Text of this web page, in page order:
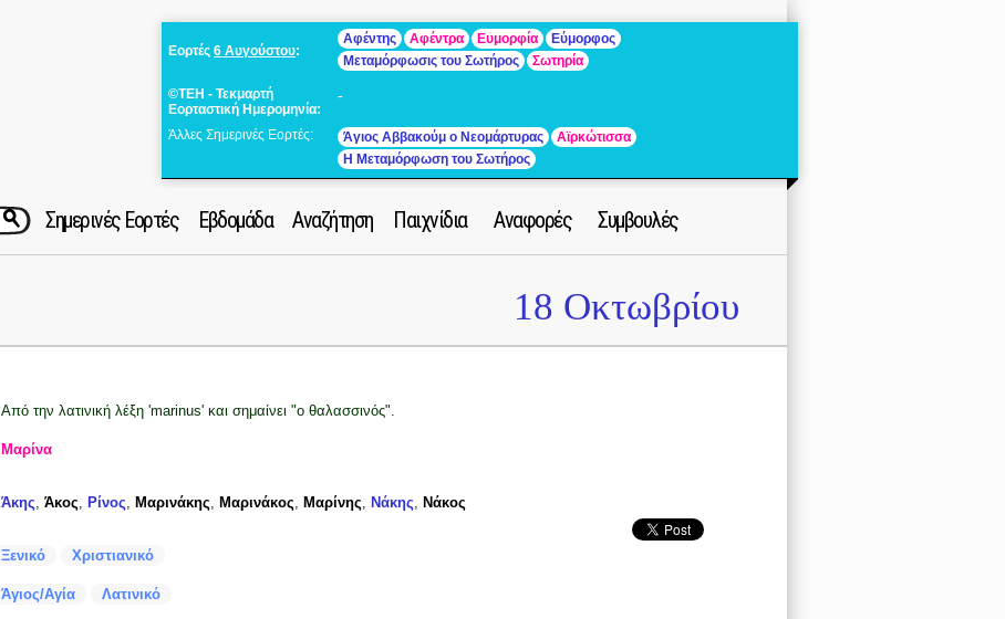
Εορτές 6 Αυγούστου:
Αφέντης Αφέντρα Ευμορφία
Εύμορφος
Μεταμόρφωσις του Σωτήρος
Σωτηρία
©ΤΕΗ - Τεκμαρτή
Εορταστική Ημερομηνία:
-
Άλλες Σημερινές Εορτές: Άγιος Αββακούμ ο Νεομάρτυρας
Αϊρκώτισσα
Η Μεταμόρφωση του Σωτήρος
Σημερινές Εορτές Εβδομάδα Αναζήτηση Παιχνίδια Αναφορές Συμβουλές
18 Οκτωβρίου
Από την λατινική λέξη 'marinus' και σημαίνει "ο θαλασσινός".
Μαρίνα
Άκης, Άκος, Ρίνος, Μαρινάκης, Μαρινάκος, Μαρίνης, Νάκης, Νάκος
Ξενικό Χριστιανικό
Άγιος/Αγία Λατινικό